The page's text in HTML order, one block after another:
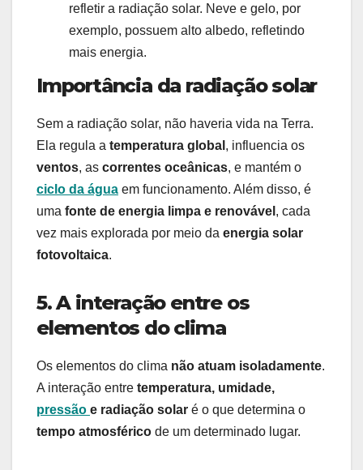
refletir a radiação solar. Neve e gelo, por
exemplo, possuem alto albedo, refletindo
mais energia.
Importância da radiação solar
Sem a radiação solar, não haveria vida na Terra.
Ela regula a temperatura global , influencia os
ventos, as correntes oceânicas, e mantém o
ciclo da água em funcionamento. Além disso, é
uma fonte de energia limpa e renovável , cada
vez mais explorada por meio da energia solar
fotovoltaica.
5. A interação entre os
elementos do clima
Os elementos do clima não atuam isoladamente.
A interação entre temperatura, umidade,
pressão e radiação solar é o que determina o
tempo atmosférico de um determinado lugar.